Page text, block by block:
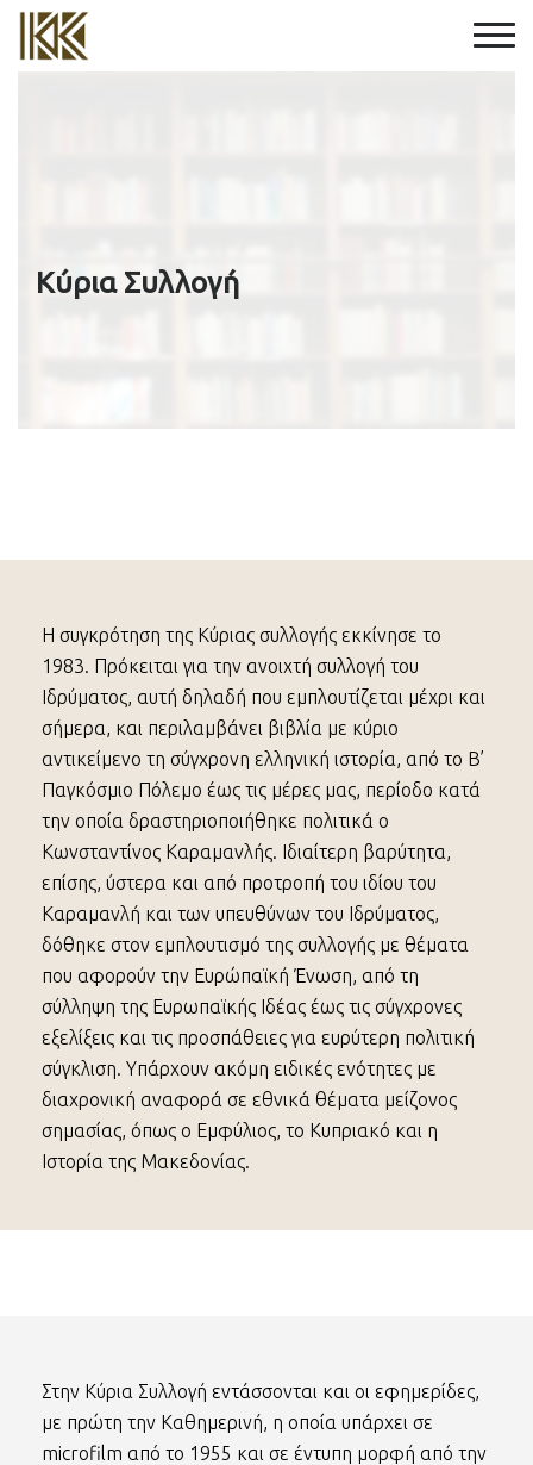
Κύρια Συλλογή
Η συγκρότηση της Κύριας συλλογής εκκίνησε το
1983. Πρόκειται για την ανοιχτή συλλογή του
Ιδρύματος, αυτή δηλαδή που εμπλουτίζεται μέχρι και
σήμερα, και περιλαμβάνει βιβλία με κύριο
αντικείμενο τη σύγχρονη ελληνική ιστορία, από το Β’
Παγκόσμιο Πόλεμο έως τις μέρες μας, περίοδο κατά
την οποία δραστηριοποιήθηκε πολιτικά ο
Κωνσταντίνος Καραμανλής. Ιδιαίτερη βαρύτητα,
επίσης, ύστερα και από προτροπή του ιδίου του
Καραμανλή και των υπευθύνων του Ιδρύματος,
δόθηκε στον εμπλουτισμό της συλλογής με θέματα
που αφορούν την Ευρώπαϊκή Ένωση, από τη
σύλληψη της Ευρωπαϊκής Ιδέας έως τις σύγχρονες
εξελίξεις και τις προσπάθειες για ευρύτερη πολιτική
σύγκλιση. Υπάρχουν ακόμη ειδικές ενότητες με
διαχρονική αναφορά σε εθνικά θέματα μείζονος
σημασίας, όπως ο Εμφύλιος, το Κυπριακό και η
Ιστορία της Μακεδονίας.
Στην Κύρια Συλλογή εντάσσονται και οι εφημερίδες,
με πρώτη την Καθημερινή, η οποία υπάρχει σε
microfilm από το 1955 και σε έντυπη μορφή από την